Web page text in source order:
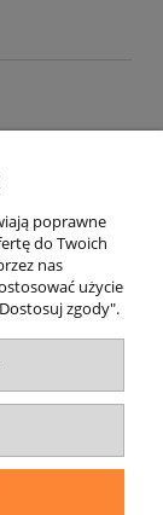
poprawne
do Twoich
nas
użycie
zgody".